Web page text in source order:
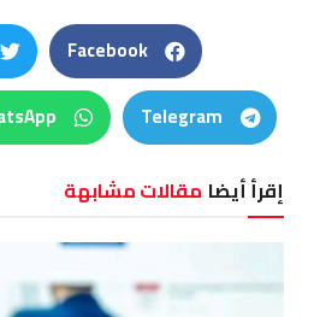
Facebook
Telegram
إقرأ أيضا مقالات مشابهة